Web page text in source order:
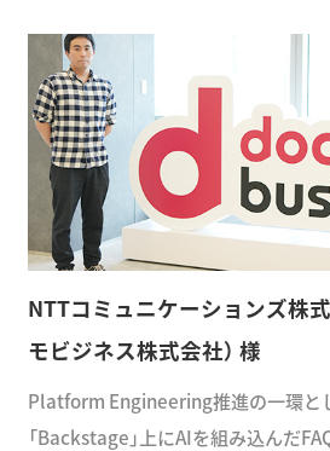
NTTコミュニケーションズ株式
モビジネス株式会社） 様
Platform Engineering推進の一環と
「Backstage」上にAIを組み込んだ